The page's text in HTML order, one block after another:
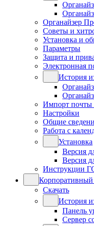
Органайзер
Советы и
Установка и
Параметры
Защита и
Электронная
История
Импорт почты
Настройки
Общие
Работа с
Установка
Версия
Версия
Инструкции
Корпоративный
Скачать
История
Панель
Сервер